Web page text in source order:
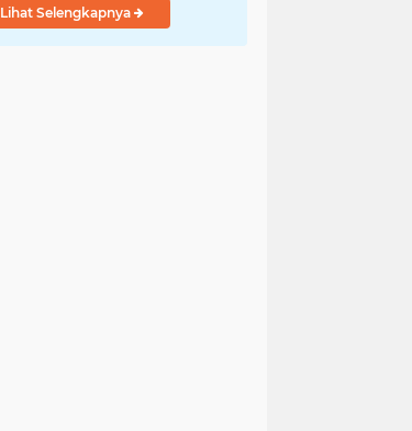
Lihat Selengkapnya